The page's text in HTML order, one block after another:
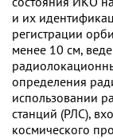
и их
регистрации
менее 10 см,
определения
использовании
станций (РЛС),
космического